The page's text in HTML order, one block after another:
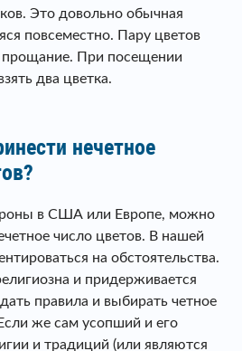
Это довольно обычная
повсеместно. Пару цветов
прощание. При посещении
два цветка.
нечетное
в США или Европе, можно
число цветов. В нашей
на обстоятельства.
и придерживается
правила и выбирать четное
же сам усопший и его
и традиций (или являются